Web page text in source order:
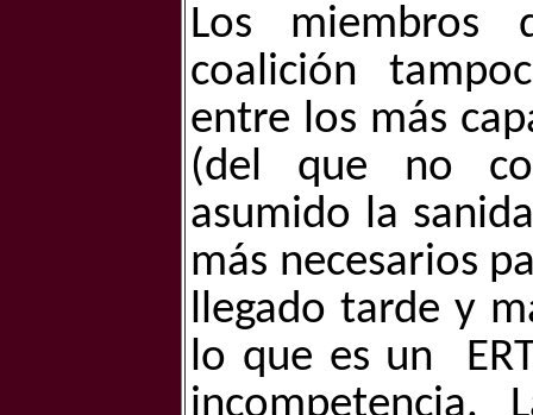
Los miembros
coalición
entre los más
(del que no
asumido la
más necesarios
llegado tarde y
lo que es un